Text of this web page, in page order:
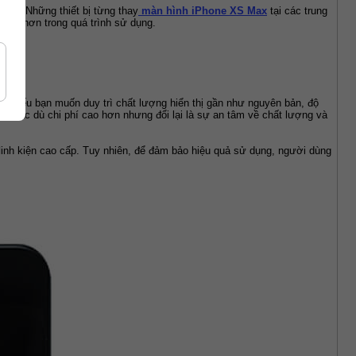
Những thiết bị từng thay màn hình iPhone XS Max tại các trung
hơn trong quá trình sử dụng.
Nếu bạn muốn duy trì chất lượng hiển thị gần như nguyên bản, độ
Mặc dù chi phí cao hơn nhưng đổi lại là sự an tâm về chất lượng và
linh kiện cao cấp. Tuy nhiên, để đảm bảo hiệu quả sử dụng, người dùng